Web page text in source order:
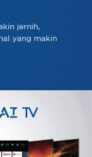
jernih,
yang makin